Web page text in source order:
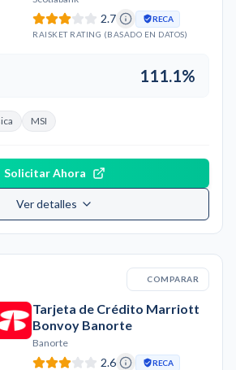
2.7
RECA
RAISKET RATING (BASADO EN DATOS)
111.1%
MSI
Solicitar Ahora
Ver detalles
COMPARAR
Tarjeta de Crédito Marriott
Bonvoy Banorte
Banorte
2.6
RECA